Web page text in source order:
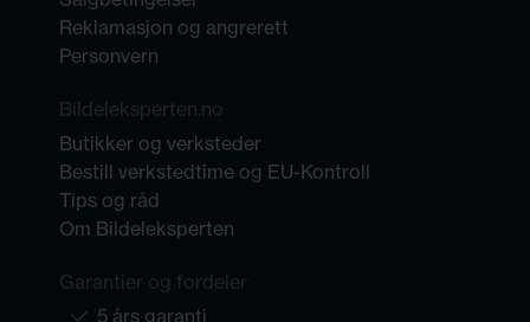
Reklamasjon og angrerett
Personvern
Bildeleksperten.no
Butikker og verksteder
Bestill verkstedtime og EU-Kontroll
Tips og råd
Om Bildeleksperten
Garantier og fordeler
5 års garanti